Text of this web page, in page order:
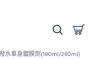
水車身鍍膜劑(180ml/280ml)